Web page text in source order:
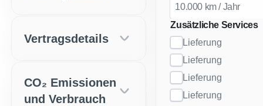
Zusätzliche Services
Lieferung
Lieferung
Lieferung
Lieferung
Vertragsdetails
CO₂ Emissionen
und Verbrauch